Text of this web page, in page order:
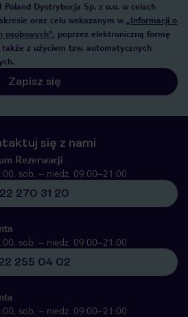
Poland Dystrybucja Sp. z o.o. w celach
oraz celu wskazanym w „Informacji o
osobowych”, poprzez elektroniczną formę
z użyciem tzw. automatycznych
Zapisz się
się z nami
Rezerwacji
sob. – niedz. 09:00–21:00
22 270 31 20
sob. – niedz. 09:00–21:00
255 04 02
sob. – niedz. 09:00–21:00